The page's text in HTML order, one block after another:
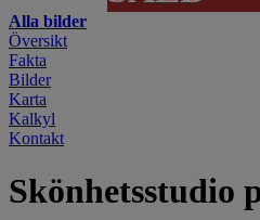
Alla bilder
Översikt
Fakta
Bilder
Karta
Kalkyl
Kontakt
Skönhetsstudio